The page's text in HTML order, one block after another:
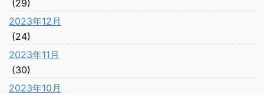
(29)
2023年12月
(24)
2023年11月
(30)
2023年10月